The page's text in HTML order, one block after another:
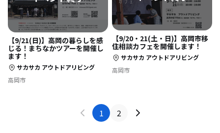
【9/21(日)】高岡の暮らしを感
じる！まちなかツアーを開催し
ます！
サカサカ アウトドアリビング
高岡市
【9/20・21(土・日)】高岡市移
住相談カフェを開催します！
サカサカ アウトドアリビング
高岡市
1 2